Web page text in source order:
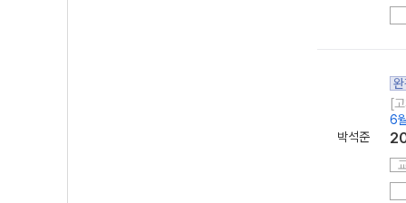
박석준
[
6